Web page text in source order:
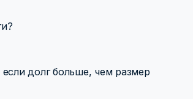
долг больше, чем размер